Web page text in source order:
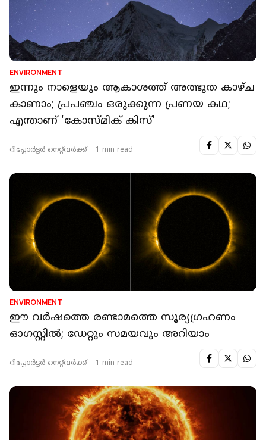
ENVIRONMENT
ഇന്നും നാളെയും ആകാശത്ത് അത്ഭുത കാഴ്ച
കാണാം; പ്രപഞ്ചം ഒരുക്കുന്ന പ്രണയ കഥ;
എന്താണ് 'കോസ്മിക് കിസ്'
റിപ്പോർട്ടർ നെറ്റ്‌വര്‍ക്ക്‌ 1 min read
ENVIRONMENT
ഈ വര്‍ഷത്തെ രണ്ടാമത്തെ സൂര്യഗ്രഹണം
ഓഗസ്റ്റില്‍; ഡേറ്റും സമയവും അറിയാം
റിപ്പോർട്ടർ നെറ്റ്‌വര്‍ക്ക്‌ 1 min read